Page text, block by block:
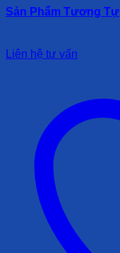
Sản Phẩm Tương Tự
Liên hệ tư vấn